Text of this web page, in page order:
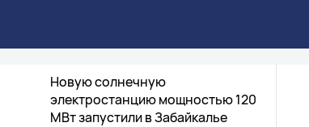
Здоровье 18:00 1435
Новую солнечную
электростанцию мощностью 120
МВт запустили в Забайкалье